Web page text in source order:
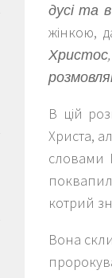
дусі та
жінкою,
В цій
Христа,
словами
котрий
Вона